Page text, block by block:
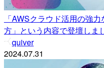
「AWSクラウド活用の強
方」という内容で登壇しま
quiver
2024.07.31